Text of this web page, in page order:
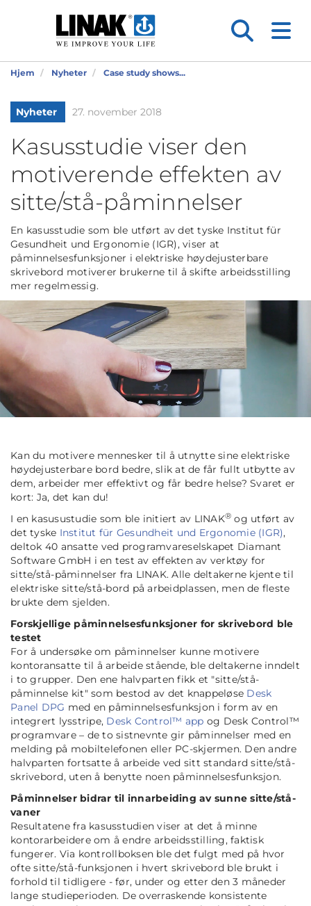
Hjem Nyheter Case study shows...
Nyheter 27. november 2018
Kasusstudie viser den
motiverende effekten av
sitte/stå-påminnelser
En kasusstudie som ble utført av det tyske Institut für
Gesundheit und Ergonomie (IGR), viser at
påminnelsesfunksjoner i elektriske høydejusterbare
skrivebord motiverer brukerne til å skifte arbeidsstilling
mer regelmessig.
Kan du motivere mennesker til å utnytte sine elektriske
høydejusterbare bord bedre, slik at de får fullt utbytte av
dem, arbeider mer effektivt og får bedre helse? Svaret er
kort: Ja, det kan du!
I en kasusustudie som ble initiert av LINAK® og utført av
det tyske Institut für Gesundheit und Ergonomie (IGR),
deltok 40 ansatte ved programvareselskapet Diamant
Software GmbH i en test av effekten av verktøy for
sitte/stå-påminnelser fra LINAK. Alle deltakerne kjente til
elektriske sitte/stå-bord på arbeidplassen, men de fleste
brukte dem sjelden.
Forskjellige påminnelsesfunksjoner for skrivebord ble
testet
For å undersøke om påminnelser kunne motivere
kontoransatte til å arbeide stående, ble deltakerne inndelt
i to grupper. Den ene halvparten fikk et "sitte/stå-
påminnelse kit" som bestod av det knappeløse Desk
Panel DPG med en påminnelsesfunksjon i form av en
integrert lysstripe, Desk Control™ app og Desk Control™
programvare – de to sistnevnte gir påminnelser med en
melding på mobiltelefonen eller PC-skjermen. Den andre
halvparten fortsatte å arbeide ved sitt standard sitte/stå-
skrivebord, uten å benytte noen påminnelsesfunksjon.
Påminnelser bidrar til innarbeiding av sunne sitte/stå-
vaner
Resultatene fra kasusstudien viser at det å minne
kontorarbeidere om å endre arbeidsstilling, faktisk
fungerer. Via kontrollboksen ble det fulgt med på hvor
ofte sitte/stå-funksjonen i hvert skrivebord ble brukt i
forhold til tidligere - før, under og etter den 3 måneder
lange studieperioden. De overraskende konsistente